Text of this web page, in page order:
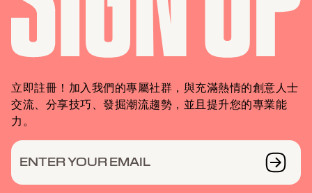
立即註冊！加入我們的專屬社群，與充滿熱情的創意人士
交流、分享技巧、發掘潮流趨勢，並且提升您的專業能
力。
ENTER YOUR EMAIL